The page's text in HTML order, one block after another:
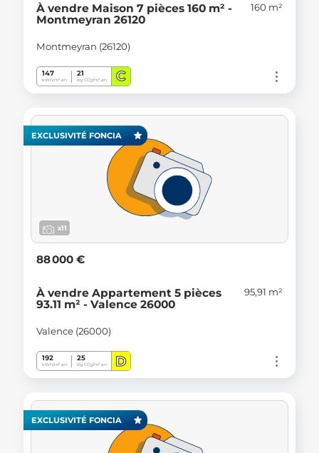
À vendre Maison 7 pièces 160 m² -
Montmeyran 26120
160 m²
Montmeyran (26120)
147
kWh/m².an
21
Kg CO2/m².an C
EXCLUSIVITÉ FONCIA
x11
88 000 €
À vendre Appartement 5 pièces
93.11 m² - Valence 26000
95,91 m²
Valence (26000)
192
kWh/m².an
25
Kg CO2/m².an D
EXCLUSIVITÉ FONCIA